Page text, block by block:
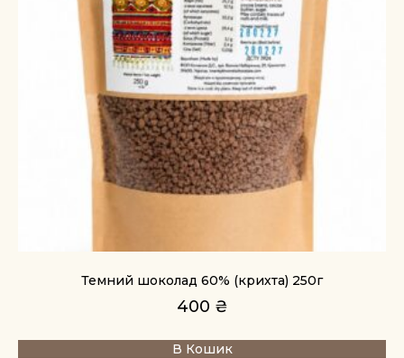
Темний шоколад 60% (крихта) 250г
400 ₴
В Кошик